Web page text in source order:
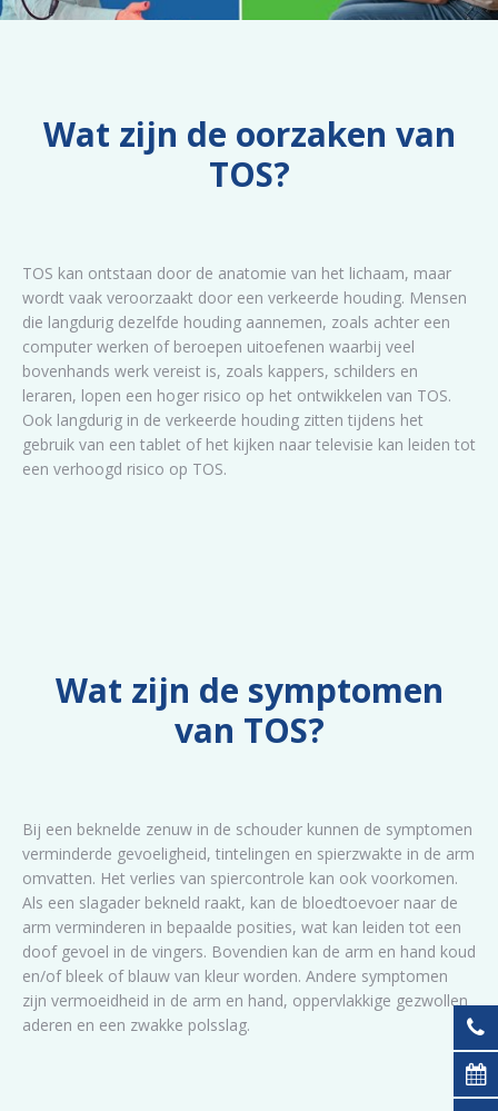
Wat zijn de oorzaken van
TOS?
TOS kan ontstaan door de anatomie van het lichaam, maar
wordt vaak veroorzaakt door een verkeerde houding. Mensen
die langdurig dezelfde houding aannemen, zoals achter een
computer werken of beroepen uitoefenen waarbij veel
bovenhands werk vereist is, zoals kappers, schilders en
leraren, lopen een hoger risico op het ontwikkelen van TOS.
Ook langdurig in de verkeerde houding zitten tijdens het
gebruik van een tablet of het kijken naar televisie kan leiden tot
een verhoogd risico op TOS.
Wat zijn de symptomen
van TOS?
Bij een beknelde zenuw in de schouder kunnen de symptomen
verminderde gevoeligheid, tintelingen en spierzwakte in de arm
omvatten. Het verlies van spiercontrole kan ook voorkomen.
Als een slagader bekneld raakt, kan de bloedtoevoer naar de
arm verminderen in bepaalde posities, wat kan leiden tot een
doof gevoel in de vingers. Bovendien kan de arm en hand koud
en/of bleek of blauw van kleur worden. Andere symptomen
zijn vermoeidheid in de arm en hand, oppervlakkige gezwollen
aderen en een zwakke polsslag.